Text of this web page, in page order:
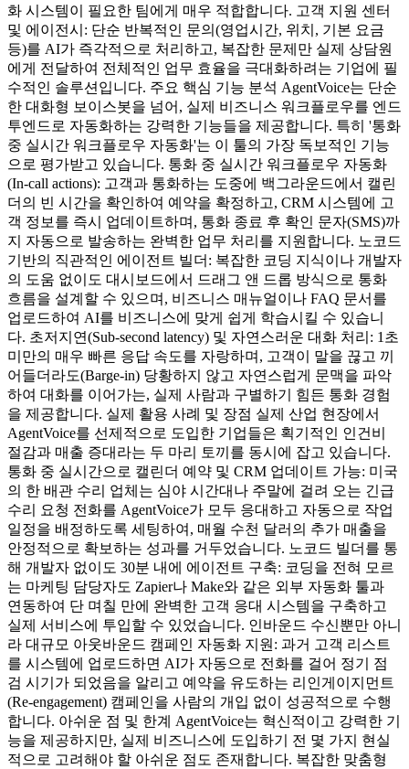
화 시스템이 필요한 팀에게 매우 적합합니다. 고객 지원 센터
및 에이전시: 단순 반복적인 문의(영업시간, 위치, 기본 요금
등)를 AI가 즉각적으로 처리하고, 복잡한 문제만 실제 상담원
에게 전달하여 전체적인 업무 효율을 극대화하려는 기업에 필
수적인 솔루션입니다. 주요 핵심 기능 분석 AgentVoice는 단순
한 대화형 보이스봇을 넘어, 실제 비즈니스 워크플로우를 엔드
투엔드로 자동화하는 강력한 기능들을 제공합니다. 특히 '통화
중 실시간 워크플로우 자동화'는 이 툴의 가장 독보적인 기능
으로 평가받고 있습니다. 통화 중 실시간 워크플로우 자동화
(In-call actions): 고객과 통화하는 도중에 백그라운드에서 캘린
더의 빈 시간을 확인하여 예약을 확정하고, CRM 시스템에 고
객 정보를 즉시 업데이트하며, 통화 종료 후 확인 문자(SMS)까
지 자동으로 발송하는 완벽한 업무 처리를 지원합니다. 노코드
기반의 직관적인 에이전트 빌더: 복잡한 코딩 지식이나 개발자
의 도움 없이도 대시보드에서 드래그 앤 드롭 방식으로 통화
흐름을 설계할 수 있으며, 비즈니스 매뉴얼이나 FAQ 문서를
업로드하여 AI를 비즈니스에 맞게 쉽게 학습시킬 수 있습니
다. 초저지연(Sub-second latency) 및 자연스러운 대화 처리: 1초
미만의 매우 빠른 응답 속도를 자랑하며, 고객이 말을 끊고 끼
어들더라도(Barge-in) 당황하지 않고 자연스럽게 문맥을 파악
하여 대화를 이어가는, 실제 사람과 구별하기 힘든 통화 경험
을 제공합니다. 실제 활용 사례 및 장점 실제 산업 현장에서
AgentVoice를 선제적으로 도입한 기업들은 획기적인 인건비
절감과 매출 증대라는 두 마리 토끼를 동시에 잡고 있습니다.
통화 중 실시간으로 캘린더 예약 및 CRM 업데이트 가능: 미국
의 한 배관 수리 업체는 심야 시간대나 주말에 걸려 오는 긴급
수리 요청 전화를 AgentVoice가 모두 응대하고 자동으로 작업
일정을 배정하도록 세팅하여, 매월 수천 달러의 추가 매출을
안정적으로 확보하는 성과를 거두었습니다. 노코드 빌더를 통
해 개발자 없이도 30분 내에 에이전트 구축: 코딩을 전혀 모르
는 마케팅 담당자도 Zapier나 Make와 같은 외부 자동화 툴과
연동하여 단 며칠 만에 완벽한 고객 응대 시스템을 구축하고
실제 서비스에 투입할 수 있었습니다. 인바운드 수신뿐만 아니
라 대규모 아웃바운드 캠페인 자동화 지원: 과거 고객 리스트
를 시스템에 업로드하면 AI가 자동으로 전화를 걸어 정기 점
검 시기가 되었음을 알리고 예약을 유도하는 리인게이지먼트
(Re-engagement) 캠페인을 사람의 개입 없이 성공적으로 수행
합니다. 아쉬운 점 및 한계 AgentVoice는 혁신적이고 강력한 기
능을 제공하지만, 실제 비즈니스에 도입하기 전 몇 가지 현실
적으로 고려해야 할 아쉬운 점도 존재합니다. 복잡한 맞춤형